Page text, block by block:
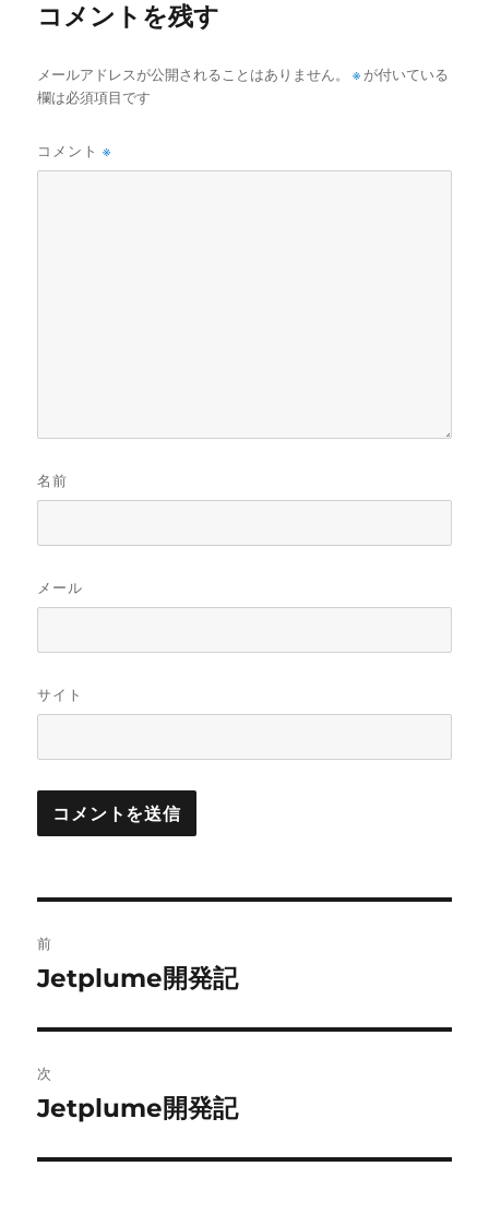
コメントを残す
メールアドレスが公開されることはありません。 ※が付いている
欄は必須項目です
コメント※
名前
メール
サイト
稿
ビ
ゲ
ー
前
前
投
稿:
Jetplume開発記
次
次
投
Jetplume開発記